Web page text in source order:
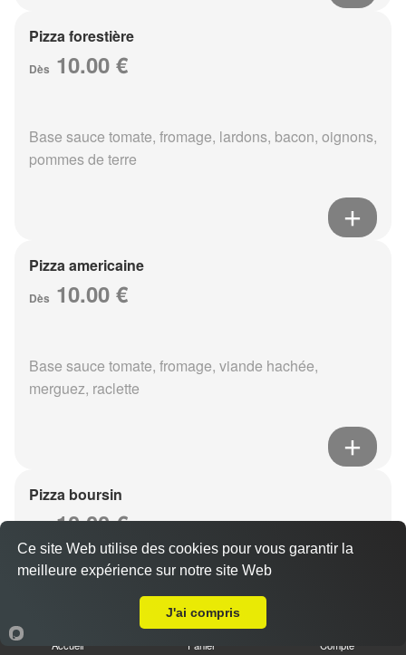
Pizza forestière
Dès 10.00 €
Base sauce tomate, fromage, lardons, bacon, oignons,
pommes de terre
Pizza americaine
Dès 10.00 €
Base sauce tomate, fromage, viande hachée,
merguez, raclette
Pizza boursin
10.00 €
Base sauce tomate, fromage, viande hachée, boursin,
Accueil Panier Compte
Ce site Web utilise des cookies pour vous garantir la
meilleure expérience sur notre site Web
J'ai compris